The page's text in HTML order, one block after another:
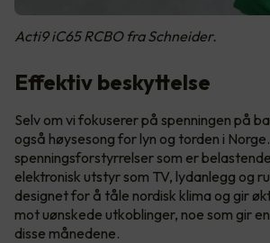
Acti9 iC65 RCBO fra Schneider.
Effektiv beskyttelse
Selv om vi fokuserer på spenningen på
også høysesong for lyn og torden i
spenningsforstyrrelser som er
elektronisk utstyr som TV, lydanlegg og
designet for å tåle nordisk klima og gir
mot uønskede utkoblinger, noe som gir
disse månedene.